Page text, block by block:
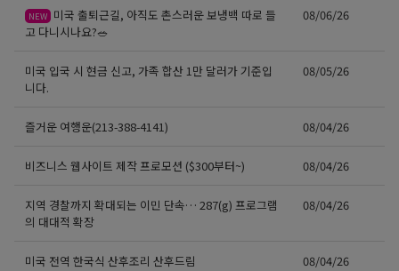
NEW 미국 출퇴근길, 아직도 촌스러운 보냉백 따로 들
고 다니시나요?🥗
08/06/26
미국 입국 시 현금 신고, 가족 합산 1만 달러가 기준입
니다.
08/05/26
즐거운 여행운(213-388-4141) 08/04/26
비즈니스 웹사이트 제작 프로모션 ($300부터~) 08/04/26
지역 경찰까지 확대되는 이민 단속… 287(g) 프로그램
의 대대적 확장
08/04/26
미국 전역 한국식 산후조리 산후드림 08/04/26